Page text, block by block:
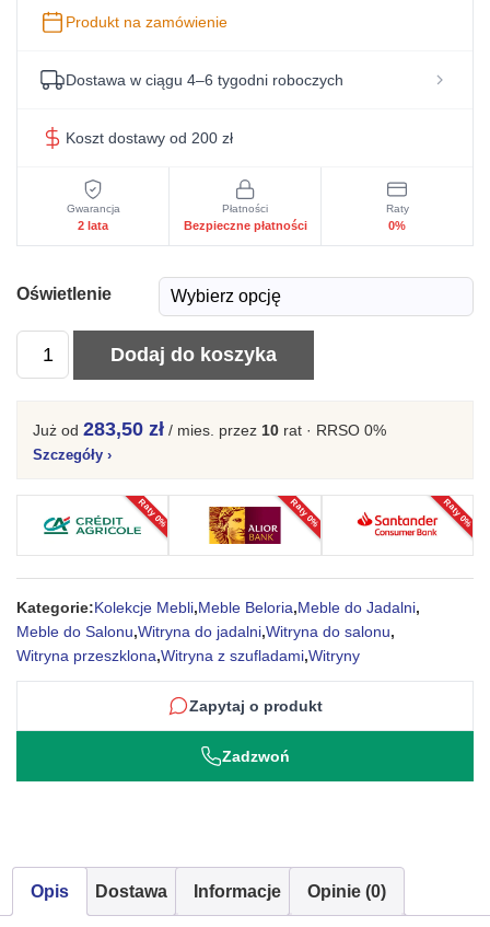
Produkt na zamówienie
Dostawa w ciągu 4–6 tygodni roboczych
Koszt dostawy od 200 zł
Gwarancja
2 lata
Płatności
Bezpieczne płatności
Raty
0%
Oświetlenie
ilość
Witryna
Beloria
Dodaj do koszyka
Już od 283,50 zł / mies. przez 10 rat · RRSO 0%
Szczegóły ›
Raty 0% Raty 0% Raty 0%
Kategorie:Kolekcje Mebli,Meble Beloria,Meble do Jadalni,
Meble do Salonu,Witryna do jadalni,Witryna do salonu,
Witryna przeszklona,Witryna z szufladami,Witryny
Zapytaj o produkt
Zadzwoń
Opis Dostawa Informacje Opinie (0)